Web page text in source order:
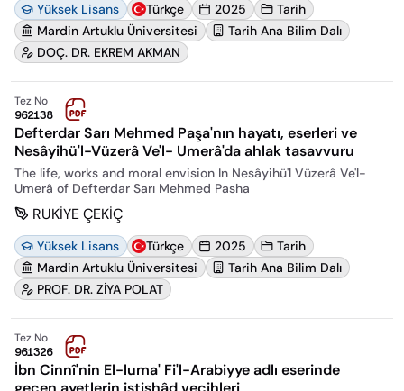
Yüksek Lisans Türkçe 2025
Tarih
Mardin Artuklu Üniversitesi
Tarih Ana Bilim Dalı
DOÇ. DR. EKREM AKMAN
Tez No
962138
Defterdar Sarı Mehmed Paşa'nın hayatı, eserleri ve
Nesâyihü'l-Vüzerâ Ve'l- Umerâ'da ahlak tasavvuru
The life, works and moral envision In Nesâyihü'l Vüzerâ Ve'l-
Umerâ of Defterdar Sarı Mehmed Pasha
RUKİYE ÇEKİÇ
Yüksek Lisans Türkçe 2025
Tarih
Mardin Artuklu Üniversitesi
Tarih Ana Bilim Dalı
PROF. DR. ZİYA POLAT
Tez No
961326
İbn Cinnî'nin El-luma' Fi'l-Arabiyye adlı eserinde